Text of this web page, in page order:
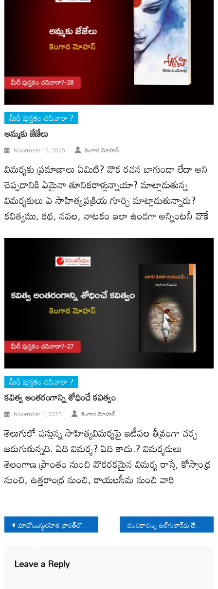
మీరీ పుస్తకం చదివారా ?
అమ్మ‌కు జేజేలు
November 15, 2025 కెంగార మోహన్
విమర్శకు ప్రమాణాలు ఏమిటి? వొక రచన బాగుందా లేదా అని
చెప్పడానికి ఏమైనా తూనికరాళ్లున్నాయా? మాట్లాడుతున్న
విమర్శకులు ఏ సాహిత్యప్రక్రియ గూర్చి మాట్లాడుతున్నారు?
కవిత్వము, కథ, నవల, నాటకం ఇలా ఉండగా అన్నింటనీ వొకే
మీరీ పుస్తకం చదివారా ?
కవిత్వ అంతరంగాన్ని శోధించే కవిత్వం
November 1, 2025 కెంగార మోహన్
తెలుగులో వస్తున్న సాహిత్యవిమర్శపై ఇటీవల తీవ్రంగా చర్చ
జరుగుతున్నది. ఏది విమర్శ? ఏది కాదు.? విమర్శకులు
తెలంగాణ ప్రాంతం నుంచి వొకరకమైన విమర్శ రాస్తే, కోస్తాంధ్ర
నుంచి, ఉత్తరాంధ్ర నుంచి, రాయలసీమ నుంచి వారి
Post
navigation
మావోయిస్టురహిత భారత్‌‍లో 2024 ఎన్నికలు దండకారణ్య ఉల్‌గులాన్‌కు జేజేలు
Leave a Reply